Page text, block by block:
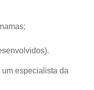
especialista da